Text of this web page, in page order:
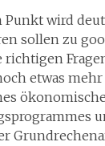
Punkt wird
sollen zu
richtigen
etwas mehr